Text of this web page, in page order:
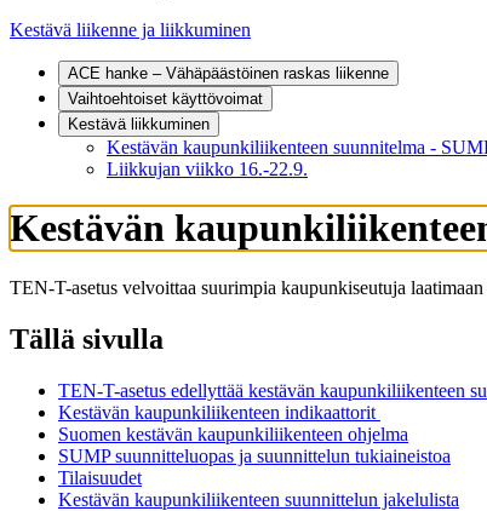
Kestävä liikenne ja liikkuminen
ACE hanke – Vähäpäästöinen raskas liikenne
Vaihtoehtoiset käyttövoimat
Kestävä liikkuminen
Kestävän kaupunkiliikenteen suunnitelma -
Liikkujan viikko 16.-22.9.
Kestävän
TEN-T-asetus velvoittaa suurimpia kaupunkiseutuja
Tällä sivulla
TEN-T-asetus edellyttää kestävän kaupunkiliikenteen
Kestävän kaupunkiliikenteen indikaattorit
Suomen kestävän kaupunkiliikenteen ohjelma
SUMP suunnitteluopas ja suunnittelun tukiaineistoa
Tilaisuudet
Kestävän kaupunkiliikenteen suunnittelun jakelulista